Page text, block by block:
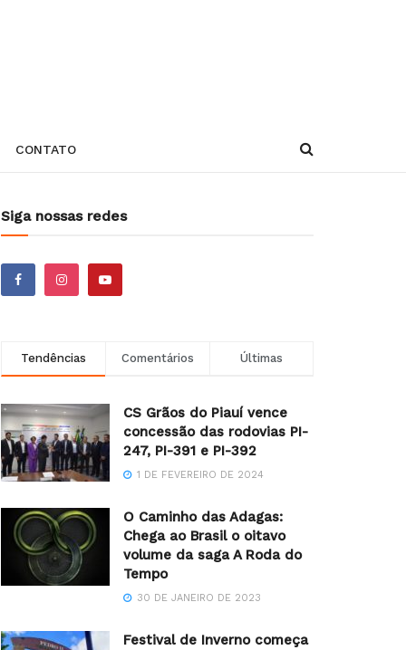
CONTATO
Siga nossas redes
Tendências Comentários Últimas
CS Grãos do Piauí vence
concessão das rodovias PI-
247, PI-391 e PI-392
1 DE FEVEREIRO DE 2024
O Caminho das Adagas:
Chega ao Brasil o oitavo
volume da saga A Roda do
Tempo
30 DE JANEIRO DE 2023
Festival de Inverno começa